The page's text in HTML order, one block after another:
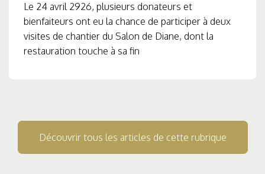
Le 24 avril 2926, plusieurs donateurs et
bienfaiteurs ont eu la chance de participer à deux
visites de chantier du Salon de Diane, dont la
restauration touche à sa fin
Découvrir tous les articles de cette rubrique